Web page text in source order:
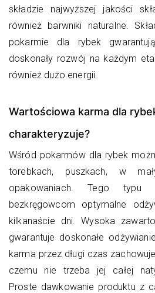
składzie najwyższej jakości
również barwniki naturalne.
pokarmie dla rybek
doskonały rozwój na każdym
również dużo energii.
Wartościowa karma dla
charakteryzuje?
Wśród pokarmów dla rybek
torebkach, puszkach, w
opakowaniach. Tego typu
bezkręgowcom optymalne
kilkanaście dni. Wysoka
gwarantuje doskonałe
karma przez długi czas
czemu nie trzeba jej całej
Proste dawkowanie produktu z